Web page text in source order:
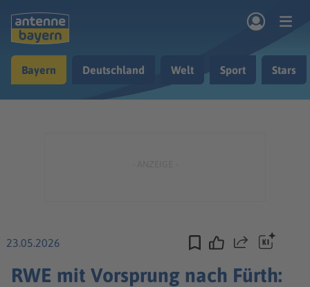
Musik & Radio
Bayern Deutschland Welt Sport Stars
23.05.2026 Teilen
RWE mit Vorsprung nach Fürth: